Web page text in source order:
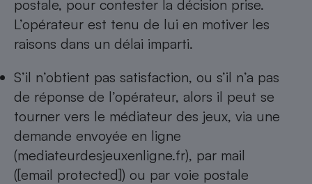
postale, pour contester la décision prise.
L’opérateur est tenu de lui en motiver les
raisons dans un délai imparti.
S’il n’obtient pas satisfaction, ou s’il n’a pas
de réponse de l’opérateur, alors il peut se
tourner vers le médiateur des jeux, via une
demande envoyée en ligne
(mediateurdesjeuxenligne.fr), par mail
([email protected]) ou par voie postale